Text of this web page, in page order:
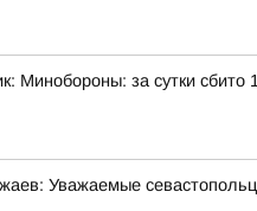
Минобороны: за сутки
Уважаемые